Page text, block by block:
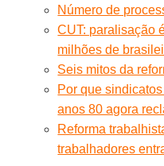
Número de
CUT: paralisação
milhões de
Seis mitos da
Por que
anos 80 agora
Reforma
trabalhadores